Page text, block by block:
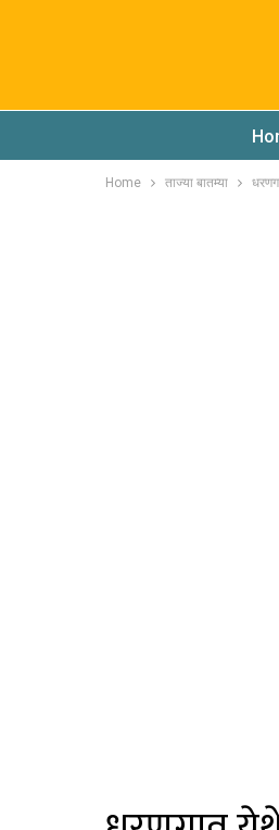
Home ताज्या बातम्या